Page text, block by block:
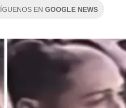
EN GOOGLE NEWS